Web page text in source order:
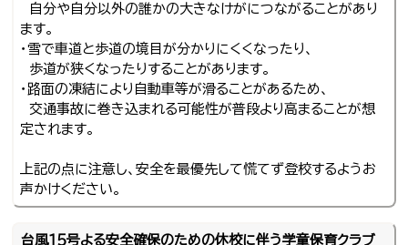
自分や自分以外の誰かの大きなけがにつながることがあり
ます。
・雪で車道と歩道の境目が分かりにくくなったり、
歩道が狭くなったりすることがあります。
・路面の凍結により自動車等が滑ることがあるため、
交通事故に巻き込まれる可能性が普段より高まることが想
定されます。
上記の点に注意し、安全を最優先して慌てず登校するようお
声かけください。
台風１５号よる安全確保のための休校に伴う学童保育クラブ